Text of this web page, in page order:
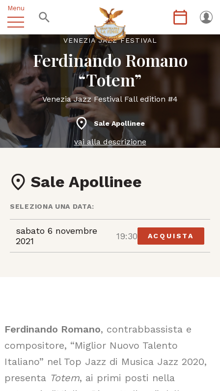
Menu
VENEZIA JAZZ FESTIVAL
Ferdinando Romano
“Totem”
Venezia Jazz Festival Fall edition #4
Sale Apollinee
vai alla descrizione
Sale Apollinee
SELEZIONA UNA DATA:
sabato 6 novembre
2021
19:30 ACQUISTA
Ferdinando Romano, contrabbassista e
compositore, “Miglior Nuovo Talento
Italiano” nel Top Jazz di Musica Jazz 2020,
presenta Totem, ai primi posti nella